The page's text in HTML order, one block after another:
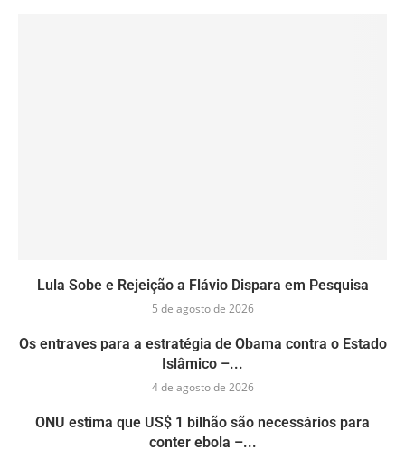
Lula Sobe e Rejeição a Flávio Dispara em Pesquisa
5 de agosto de 2026
Os entraves para a estratégia de Obama contra o Estado
Islâmico –...
4 de agosto de 2026
ONU estima que US$ 1 bilhão são necessários para
conter ebola –...